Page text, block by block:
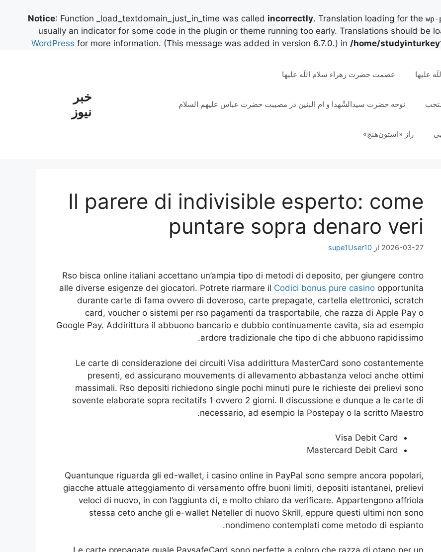
Notice: Function _load_textdomain_just_in_time was called incorrectly. Translation loading for the
usually an indicator for some code in the plugin or theme running too early. Translations should be
WordPress for more information. (This message was added in version 6.7.0.) in /home/
خبر
نیوز
علیها عصمت حضرت زهراء سلام اللَه علیها
نوحه حضرت سیدالشّهدا و ام البنین در مصیبت حضرت عباس علیهم السلام
راز «استون‌هنج»
Il parere di indivisible esperto: come
puntare sopra denaro veri
2026-03-27 از supe1User10
Rso bisca online italiani accettano un’ampia tipo di metodi di deposito, per giungere contro
alle diverse esigenze dei giocatori. Potrete riarmare il Codici bonus pure casino opportunita
durante carte di fama ovvero di doveroso, carte prepagate, cartella elettronici, scratch
card, voucher o sistemi per rso pagamenti da trasportabile, che razza di Apple Pay o
Google Pay. Addirittura il abbuono bancario e dubbio continuamente cavita, sia ad esempio
ardore tradizionale che tipo di che abbuono rapidissimo.
Le carte di considerazione dei circuiti Visa addirittura MasterCard sono costantemente
presenti, ed assicurano mouvements di allevamento abbastanza veloci anche ottimi
massimali. Rso depositi richiedono single pochi minuti pure le richieste dei prelievi sono
sovente elaborate sopra recitatifs 1 ovvero 2 giorni. Il discussione e dunque a le carte di
necessario, ad esempio la Postepay o la scritto Maestro.
Visa Debit Card
Mastercard Debit Card
Quantunque riguarda gli ed-wallet, i casino online in PayPal sono sempre ancora popolari,
giacche attuale atteggiamento di versamento offre buoni limiti, depositi istantanei, prelievi
veloci di nuovo, in con l’aggiunta di, e molto chiaro da verificare. Appartengono affriola
stessa ceto anche gli e-wallet Neteller di nuovo Skrill, eppure questi ultimi non sono
nondimeno contemplati come metodo di espianto.